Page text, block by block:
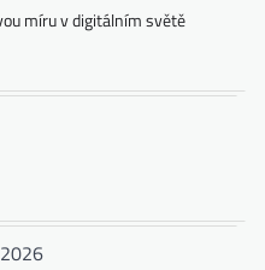
míru v digitálním světě